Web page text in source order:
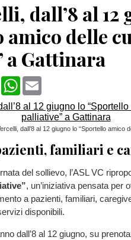
dall’8 al 12
amico delle
a Gattinara
Print WhatsApp
dall’8 al 12 giugno lo “Sportello amico
familiari e
del sollievo, l’ASL VC
, un’iniziativa pensata per
a pazienti, familiari,
disponibili.
dall’8 al 12 giugno, su